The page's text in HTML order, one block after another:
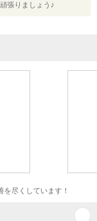
張りましょう♪
尽くしています！